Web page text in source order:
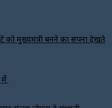
को मुख्यमंत्री बनने का सपना देखते
में